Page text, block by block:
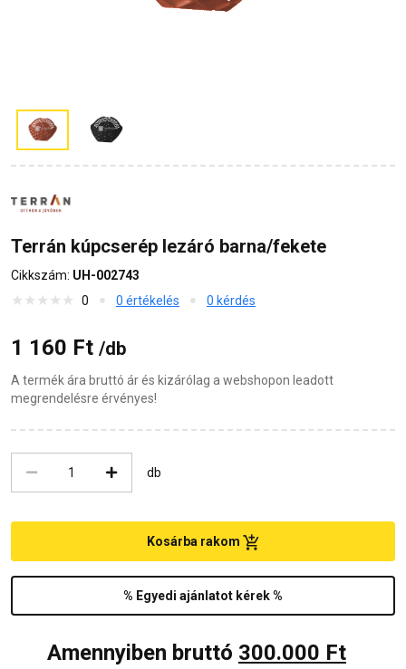
Terrán kúpcserép lezáró barna/fekete
Cikkszám: UH-002743
0
0 értékelés 0 kérdés
1 160 Ft /db
A termék ára bruttó ár és kizárólag a webshopon leadott
megrendelésre érvényes!
db
% Egyedi ajánlatot kérek %
Kosárba rakom
Amennyiben bruttó 300.000 Ft